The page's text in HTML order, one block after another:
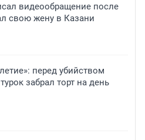
видеообращение после
свою жену в Казани
перед убийством
забрал торт на день